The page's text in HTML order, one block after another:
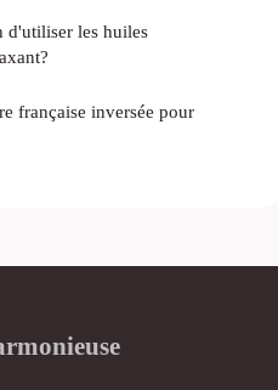
d'utiliser les huiles
française inversée pour